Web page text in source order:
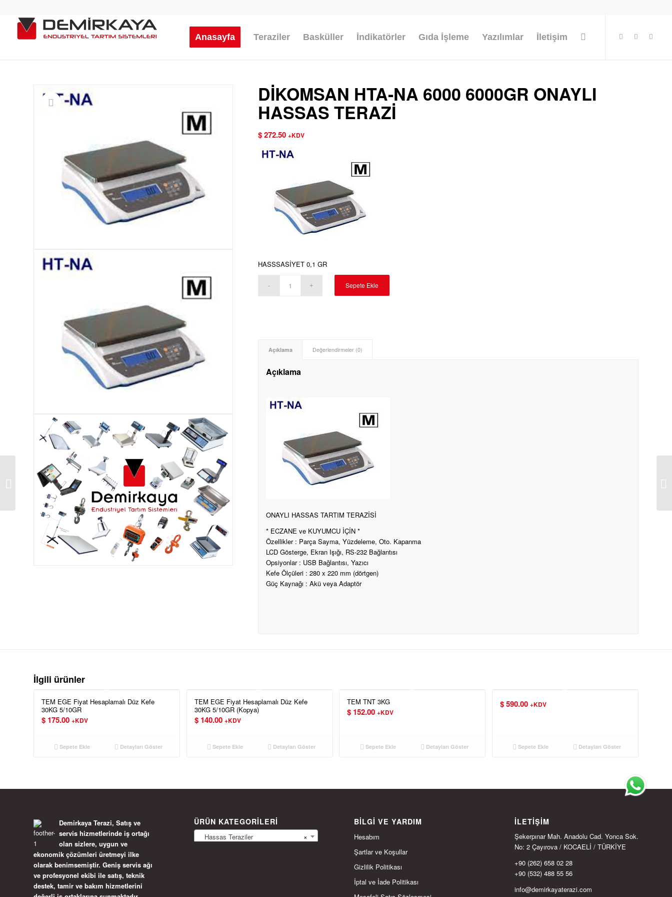
Anasayfa Teraziler Basküller İndikatörler Gıda İşleme Yazılımlar İletişim
DİKOMSAN HTA-NA 6000 6000GR ONAYLI
HASSAS TERAZİ
$272.50 +KDV
HASSSASİYET 0,1 GR
Sepete Ekle
Açıklama Değerlendirmeler (0)
Açıklama
ONAYLI HASSAS TARTIM TERAZİSİ
* ECZANE ve KUYUMCU İÇİN *
Özellikler : Parça Sayma, Yüzdeleme, Oto. Kapanma
LCD Gösterge, Ekran Işığı, RS-232 Bağlantısı
Opsiyonlar : USB Bağlantısı, Yazıcı
Kefe Ölçüleri : 280 x 220 mm (dörtgen)
Güç Kaynağı : Akü veya Adaptör
İlgili ürünler
TEM EGE Fiyat Hesaplamalı Düz Kefe
30KG 5/10GR
$ 175.00 +KDV
Sepete Ekle Detayları Göster
TEM EGE Fiyat Hesaplamalı Düz Kefe
30KG 5/10GR (Kopya)
$140.00 +KDV
Sepete Ekle Detayları Göster
TEM TNT 3KG
$ 152.00 +KDV
Sepete Ekle Detayları Göster
$590.00 +KDV
Sepete Ekle Detayları Göster
Demirkaya Terazi, Satış ve
servis hizmetlerinde iş ortağı
olan sizlere, uygun ve
ekonomik çözümleri üretmeyi ilke
olarak benimsemiştir. Geniş servis ağı
ve profesyonel ekibi ile satış, teknik
destek, tamir ve bakım hizmetlerini
ÜRÜN KATEGORILERI
×
Hassas Teraziler
BILGI VE YARDIM
Hesabım
Şartlar ve Koşullar
Gizlilik Politikası
İptal ve İade Politikası
İLETIŞIM
Şekerpınar Mah. Anadolu Cad. Yonca Sok.
No: 2 Çayırova / KOCAELİ / TÜRKİYE
+90 (262) 658 02 28
+90 (532) 488 55 56
info@demirkayaterazi.com
DİKOMSAN HT-NA-600
600 GR ONAYLI
HASSAS TERAZİ